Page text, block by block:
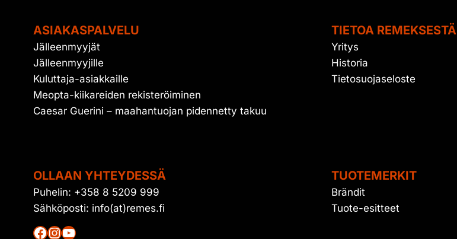
ASIAKASPALVELU
Jälleenmyyjät
Jälleenmyyjille
Kuluttaja-asiakkaille
Meopta-kiikareiden rekisteröiminen
Caesar Guerini – maahantuojan pidennetty takuu
TIETOA REMEKSESTÄ
Yritys
Historia
Tietosuojaseloste
OLLAAN YHTEYDESSÄ
Puhelin: +358 8 5209 999
Sähköposti: info(at)remes.fi
Facebook
Instagram
YouTube
TUOTEMERKIT
Brändit
Tuote-esitteet